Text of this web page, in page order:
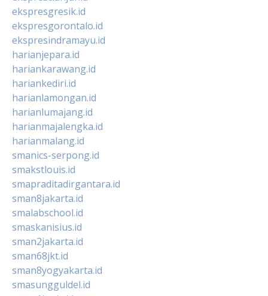
ekspresgresik.id
ekspresgorontalo.id
ekspresindramayu.id
harianjepara.id
hariankarawang.id
hariankediri.id
harianlamongan.id
harianlumajang.id
harianmajalengka.id
harianmalang.id
smanics-serpong.id
smakstlouis.id
smapraditadirgantara.id
sman8jakarta.id
smalabschool.id
smaskanisius.id
sman2jakarta.id
sman68jkt.id
sman8yogyakarta.id
smasungguldel.id